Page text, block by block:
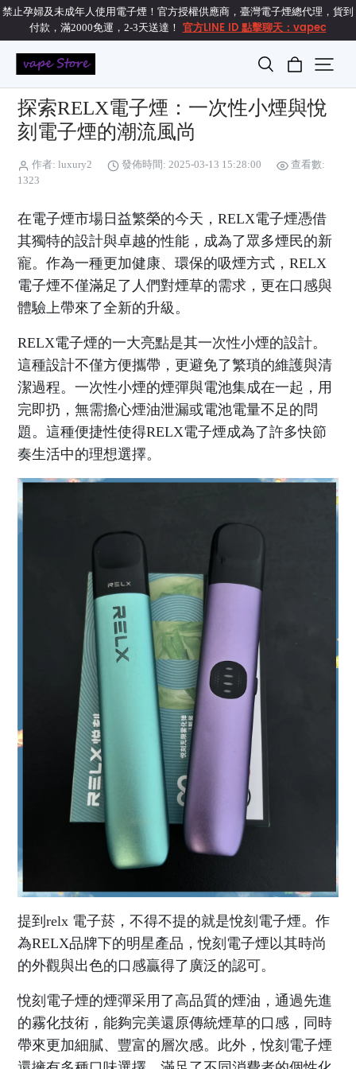
禁止孕婦及未成年人使用電子煙！官方授權供應商，臺灣電子煙總代理，貨到
付款，滿2000免運，2-3天送達！ 官方LINE ID 點擊聊天：vapec
探索RELX電子煙：一次性小煙與悅
刻電子煙的潮流風尚
作者: luxury2 發佈時間: 2025-03-13 15:28:00
查看數:
1323
在電子煙市場日益繁榮的今天，RELX電子煙憑借
其獨特的設計與卓越的性能，成為了眾多煙民的新
寵。作為一種更加健康、環保的吸煙方式，RELX
電子煙不僅滿足了人們對煙草的需求，更在口感與
體驗上帶來了全新的升級。
RELX電子煙的一大亮點是其一次性小煙的設計。
這種設計不僅方便攜帶，更避免了繁瑣的維護與清
潔過程。一次性小煙的煙彈與電池集成在一起，用
完即扔，無需擔心煙油泄漏或電池電量不足的問
題。這種便捷性使得RELX電子煙成為了許多快節
奏生活中的理想選擇。
提到 relx 電子菸 ，不得不提的就是悅刻電子煙。作
為RELX品牌下的明星產品，悅刻電子煙以其時尚
的外觀與出色的口感贏得了廣泛的認可。
悅刻電子煙的煙彈采用了高品質的煙油，通過先進
的霧化技術，能夠完美還原傳統煙草的口感，同時
帶來更加細膩、豐富的層次感。此外，悅刻電子煙